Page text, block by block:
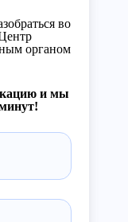
во
органом
и мы